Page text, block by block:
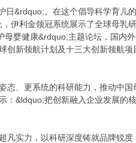
&rdquo;。在这个倡导科学育儿
伊利金领冠系统展示了全球母乳
婴健康&rdquo;主题论坛，国内
新领航计划及十三大创新领航
、更系统的科研能力，推动中
&ldquo;把创新融入企业发展的
实力，以科研深度铸就品牌锐度